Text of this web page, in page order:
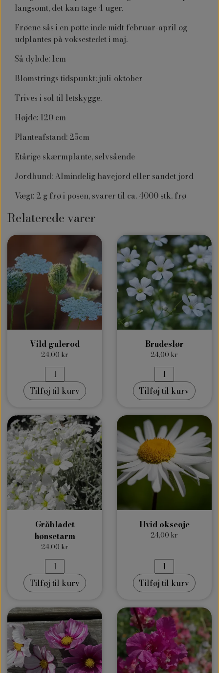
langsomt, det kan tage 4 uger.
Frøene sås i en potte inde midt februar-april og
udplantes på voksestedet i maj.
Så dybde: 1cm
Blomstrings tidspunkt: juli-oktober
Trives i sol til letskygge.
Højde: 120 cm
Planteafstand: 25cm
Etårige skærmplante, selvsående
Jordbund: Almindelig havejord eller sandet jord
Vægt: 2 g frø i posen, svarer til ca. 4000 stk. frø
Relaterede varer
Vild gulerod
24,00 kr
Tilføj til kurv
Brudeslør
24,00 kr
Tilføj til kurv
Gråbladet
hønsetarm
24,00 kr
Tilføj til kurv
Hvid okseøje
24,00 kr
Tilføj til kurv